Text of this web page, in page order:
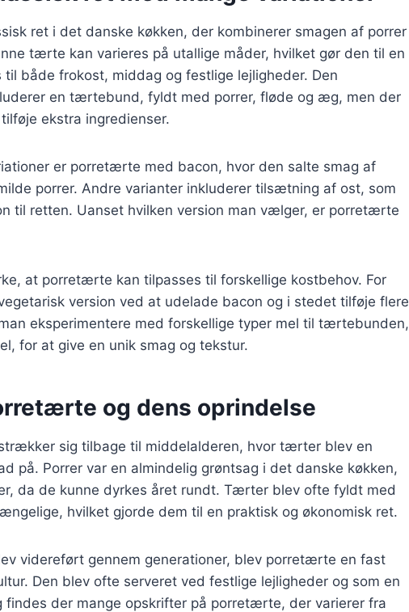
ret i det danske køkken, der kombinerer smagen af porrer
tærte kan varieres på utallige måder, hvilket gør den til en
både frokost, middag og festlige lejligheder. Den
en tærtebund, fyldt med porrer, fløde og æg, men der
ekstra ingredienser.
er porretærte med bacon, hvor den salte smag af
porrer. Andre varianter inkluderer tilsætning af ost, som
til retten. Uanset hvilken version man vælger, er porretærte
at porretærte kan tilpasses til forskellige kostbehov. For
version ved at udelade bacon og i stedet tilføje flere
eksperimentere med forskellige typer mel til tærtebunden,
for at give en unik smag og tekstur.
og dens oprindelse
sig tilbage til middelalderen, hvor tærter blev en
på. Porrer var en almindelig grøntsag i det danske køkken,
da de kunne dyrkes året rundt. Tærter blev ofte fyldt med
hvilket gjorde dem til en praktisk og økonomisk ret.
videreført gennem generationer, blev porretærte en fast
Den blev ofte serveret ved festlige lejligheder og som en
findes der mange opskrifter på porretærte, der varierer fra